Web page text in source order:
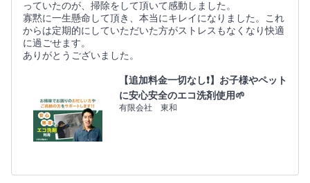
っていたのが、掃除をして頂いて感動しました。
寡黙に一生懸命して頂き、本当にキレイになりました。これ
からは定期的にしていただいた方がストレスもなくなり快適
に過ごせます。
ありがとうございました。
【追加料金一切なし❗️】お子様やペット
に安心安全のエコ洗剤使用🌱
有限会社 東和